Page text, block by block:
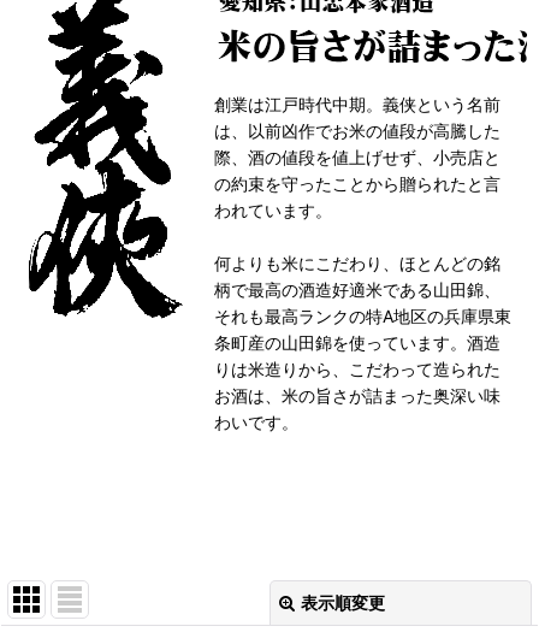
創業は江戸時代中期。義侠という名前
は、以前凶作でお米の値段が高騰した
際、酒の値段を値上げせず、小売店と
の約束を守ったことから贈られたと言
われています。
何よりも米にこだわり、ほとんどの銘
柄で最高の酒造好適米である山田錦、
それも最高ランクの特A地区の兵庫県東
条町産の山田錦を使っています。酒造
りは米造りから、こだわって造られた
お酒は、米の旨さが詰まった奥深い味
わいです。
表示順変更